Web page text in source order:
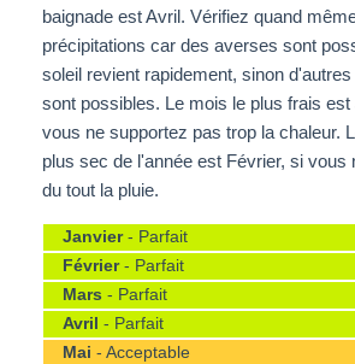
baignade est Avril. Vérifiez quand
précipitations car des averses sont
soleil revient rapidement, sinon d'autres
sont possibles. Le mois le plus frais est
vous ne supportez pas trop la chaleur.
plus sec de l'année est Février, si vous
du tout la pluie.
Janvier- Parfait
Février- Parfait
Mars - Parfait
Avril - Parfait
Mai - Acceptable